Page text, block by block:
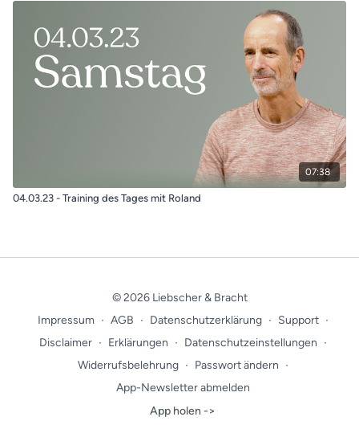
07:38
04.03.23 - Training des Tages mit Roland
© 2026 Liebscher & Bracht
Impressum ∙ AGB ∙ Datenschutzerklärung ∙ Support ∙
Disclaimer ∙ Erklärungen ∙ Datenschutzeinstellungen ∙
Widerrufsbelehrung ∙ Passwort ändern ∙
App-Newsletter abmelden
App holen ->